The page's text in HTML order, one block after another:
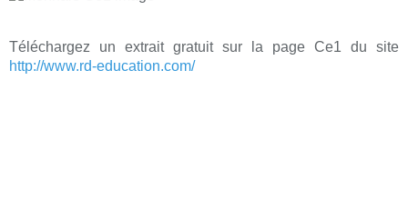
Téléchargez un extrait gratuit sur la page Ce1 du site
http://www.rd-education.com/